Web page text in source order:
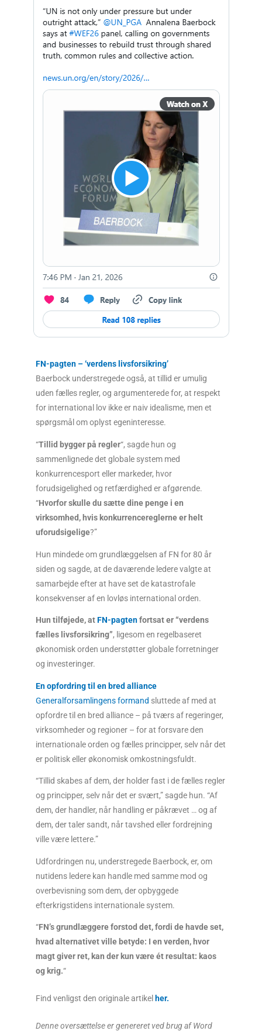
FN-pagten – ‘verdens livsforsikring’
Baerbock understregede også, at tillid er umulig
uden fælles regler, og argumenterede for, at respekt
for international lov ikke er naiv idealisme, men et
spørgsmål om oplyst egeninteresse.
“Tillid bygger på regler“, sagde hun og
sammenlignede det globale system med
konkurrencesport eller markeder, hvor
forudsigelighed og retfærdighed er afgørende.
“Hvorfor skulle du sætte dine penge i en
virksomhed, hvis konkurrencereglerne er helt
uforudsigelige?”
Hun mindede om grundlæggelsen af FN for 80 år
siden og sagde, at de daværende ledere valgte at
samarbejde efter at have set de katastrofale
konsekvenser af en lovløs international orden.
Hun tilføjede, atFN-pagtenfortsat er “verdens
fælles livsforsikring”, ligesom en regelbaseret
økonomisk orden understøtter globale forretninger
og investeringer.
En opfordring til en bred alliance
Generalforsamlingens formand sluttede af med at
opfordre til en bred alliance – på tværs af regeringer,
virksomheder og regioner – for at forsvare den
internationale orden og fælles principper, selv når det
er politisk eller økonomisk omkostningsfuldt.
“Tillid skabes af dem, der holder fast i de fælles regler
og principper, selv når det er svært,” sagde hun. “Af
dem, der handler, når handling er påkrævet … og af
dem, der taler sandt, når tavshed eller fordrejning
ville være lettere.”
Udfordringen nu, understregede Baerbock, er, om
nutidens ledere kan handle med samme mod og
overbevisning som dem, der opbyggede
efterkrigstidens internationale system.
“FN’s grundlæggere forstod det, fordi de havde set,
hvad alternativet ville betyde: I en verden, hvor
magt giver ret, kan der kun være ét resultat: kaos
og krig.“
Find venligst den originale artikel her.
Denne oversættelse er genereret ved brug af Word